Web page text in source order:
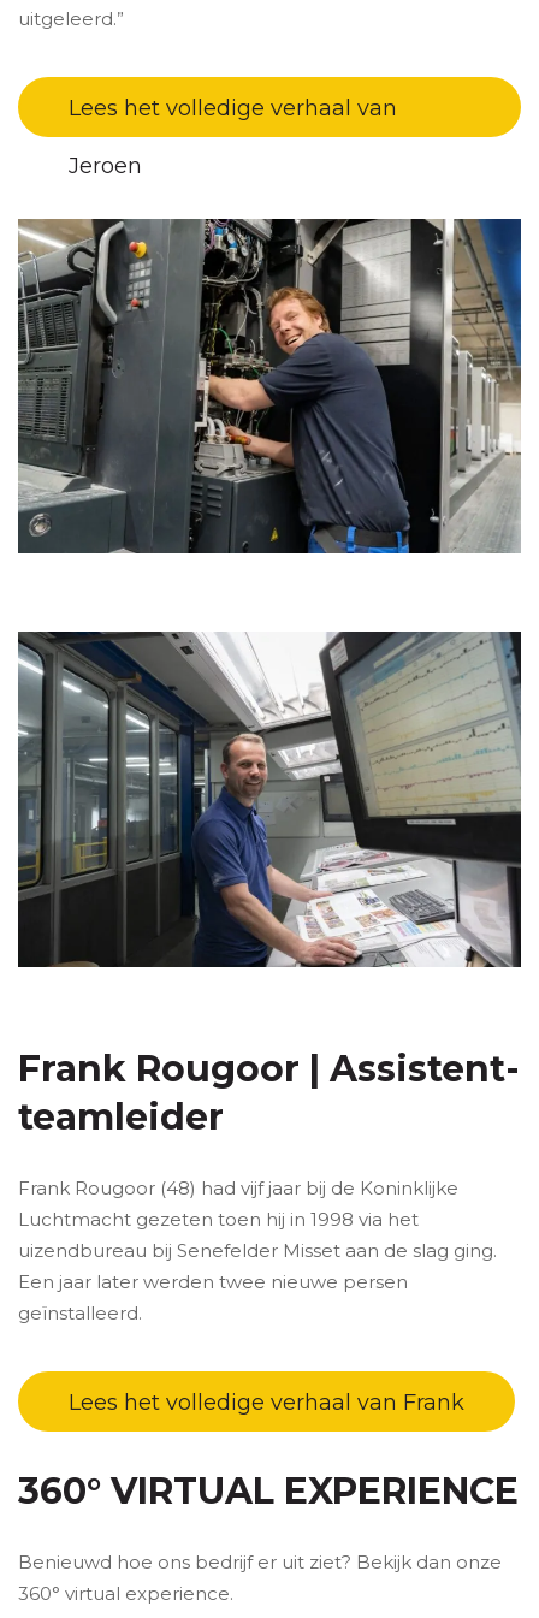
uitgeleerd.”
Lees het volledige verhaal van
Jeroen
Frank Rougoor | Assistent-
teamleider
Frank Rougoor (48) had vijf jaar bij de Koninklijke
Luchtmacht gezeten toen hij in 1998 via het
uizendbureau bij Senefelder Misset aan de slag ging.
Een jaar later werden twee nieuwe persen
geïnstalleerd.
Lees het volledige verhaal van Frank
360° VIRTUAL EXPERIENCE
Benieuwd hoe ons bedrijf er uit ziet? Bekijk dan onze
360° virtual experience.